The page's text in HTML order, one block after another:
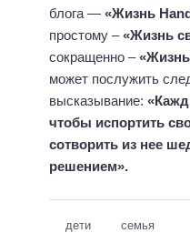
блога — «Жизнь
простому –«Жизнь
сокращенно –
может послужить
высказывание:
чтобы испортить
сотворить из нее
решением».
дети семья